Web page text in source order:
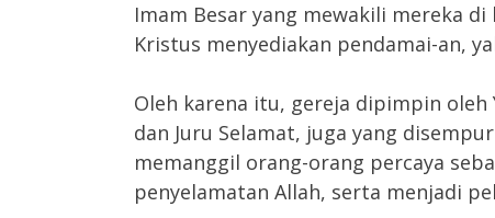
Imam Besar yang mewakili mereka
Kristus menyediakan pendamai-an,
Oleh karena itu, gereja dipimpin oleh
dan Juru Selamat, juga yang
memanggil orang-orang percaya
penyelamatan Allah, serta menjadi